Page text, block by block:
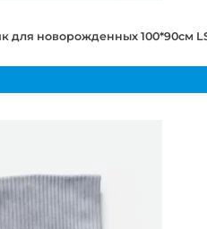
для новорожденных 100*90см